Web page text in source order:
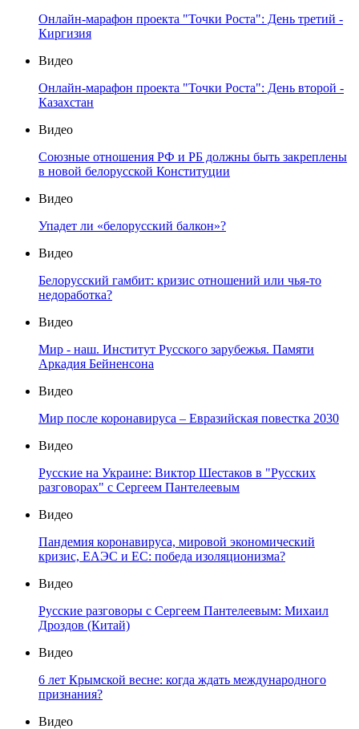
Онлайн-марафон проекта "Точки Роста": День третий -
Киргизия
Видео
Онлайн-марафон проекта "Точки Роста": День второй -
Казахстан
Видео
Союзные отношения РФ и РБ должны быть закреплены
в новой белорусской Конституции
Видео
Упадет ли «белорусский балкон»?
Видео
Белорусский гамбит: кризис отношений или чья-то
недоработка?
Видео
Мир - наш. Институт Русского зарубежья. Памяти
Аркадия Бейненсона
Видео
Мир после коронавируса – Евразийская повестка 2030
Видео
Русские на Украине: Виктор Шестаков в "Русских
разговорах" с Сергеем Пантелеевым
Видео
Пандемия коронавируса, мировой экономический
кризис, ЕАЭС и ЕС: победа изоляционизма?
Видео
Русские разговоры с Сергеем Пантелеевым: Михаил
Дроздов (Китай)
Видео
6 лет Крымской весне: когда ждать международного
признания?
Видео